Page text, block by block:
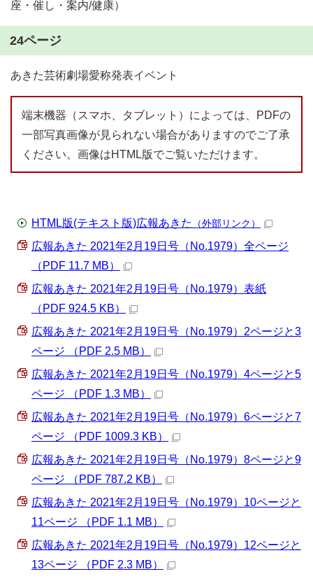
座・催し・案内/健康）
24ページ
あきた芸術劇場愛称発表イベント
端末機器（スマホ、タブレット）によっては、PDFの
一部写真画像が見られない場合がありますのでご了承
ください。画像はHTML版でご覧いただけます。
HTML版(テキスト版)広報あきた （外部リンク）
広報あきた 2021年2月19日号（No.1979）全ページ
（PDF 11.7 MB）
広報あきた 2021年2月19日号（No.1979）表紙
（PDF 924.5 KB）
広報あきた 2021年2月19日号（No.1979）2ページと3
ページ （PDF 2.5 MB）
広報あきた 2021年2月19日号（No.1979）4ページと5
ページ （PDF 1.3 MB）
広報あきた 2021年2月19日号（No.1979）6ページと7
ページ （PDF 1009.3 KB）
広報あきた 2021年2月19日号（No.1979）8ページと9
ページ （PDF 787.2 KB）
広報あきた 2021年2月19日号（No.1979）10ページと
11ページ （PDF 1.1 MB）
広報あきた 2021年2月19日号（No.1979）12ページと
13ページ （PDF 2.3 MB）